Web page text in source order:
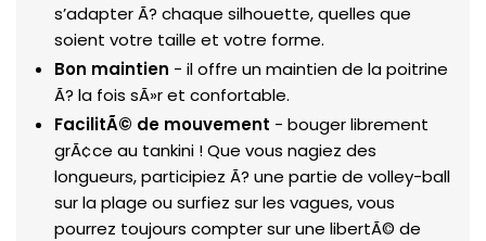
s’adapter Ã? chaque silhouette, quelles que
soient votre taille et votre forme.
Bon maintien - il offre un maintien de la poitrine
Ã? la fois sÃ»r et confortable.
FacilitÃ© de mouvement - bouger librement
grÃ¢ce au tankini ! Que vous nagiez des
longueurs, participiez Ã? une partie de volley-ball
sur la plage ou surfiez sur les vagues, vous
pourrez toujours compter sur une libertÃ© de